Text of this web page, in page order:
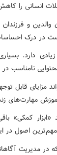
انسانی را
و
در درک
دارد.
نامناسب در
مزایای قابل
مهارت‌های
کمکی» باقی
مهم‌ترین اصول در
در مدیریت